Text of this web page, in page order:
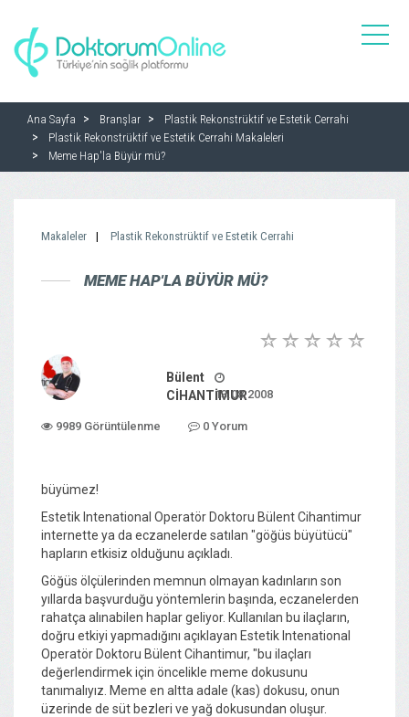
toggle
Ana Sayfa Branşlar
Plastik Rekonstrüktif ve Estetik Cerrahi
Plastik Rekonstrüktif ve Estetik Cerrahi Makaleleri
Meme Hap'la Büyür mü?
Makaleler Plastik Rekonstrüktif ve Estetik Cerrahi
MEME HAP'LA BÜYÜR MÜ?
Bülent
CİHANTİMUR
13.08.2008
9989 Görüntülenme 0 Yorum
büyümez!
Estetik Intenational Operatör Doktoru Bülent Cihantimur
internette ya da eczanelerde satılan "göğüs büyütücü"
hapların etkisiz olduğunu açıkladı.
Göğüs ölçülerinden memnun olmayan kadınların son
yıllarda başvurduğu yöntemlerin başında, eczanelerden
rahatça alınabilen haplar geliyor. Kullanılan bu ilaçların,
doğru etkiyi yapmadığını açıklayan Estetik Intenational
Operatör Doktoru Bülent Cihantimur, "bu ilaçları
değerlendirmek için öncelikle meme dokusunu
tanımalıyız. Meme en altta adale (kas) dokusu, onun
üzerinde de süt bezleri ve yağ dokusundan oluşur.